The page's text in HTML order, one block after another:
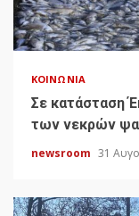
ΚΟΙΝΩΝΊΑ
Σε κατάσταση
των νεκρών
newsroom 31